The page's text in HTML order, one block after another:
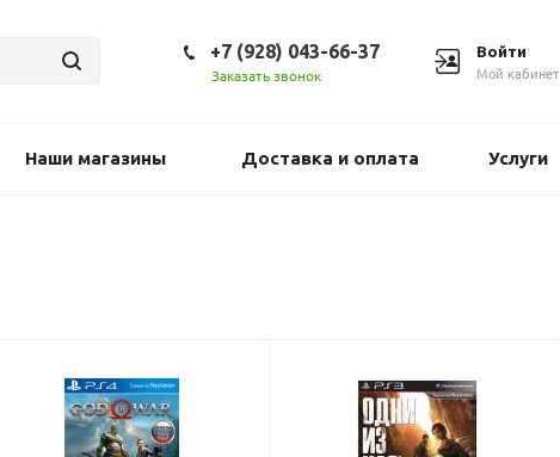
Войти
Мой кабинет
+7 (928) 043-66-37
Заказать звонок
Наши магазины Доставка и оплата Услуги